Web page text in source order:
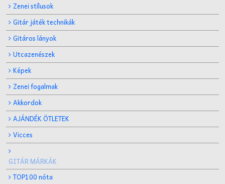
Zenei stílusok
Gitár játék technikák
Gitáros lányok
Utcazenészek
Képek
Zenei fogalmak
Akkordok
AJÁNDÉK ÖTLETEK
Vicces
GITÁR MÁRKÁK
TOP100 nóta